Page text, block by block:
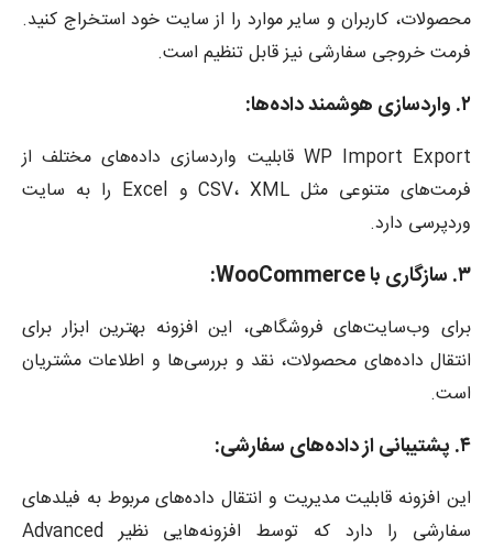
محصولات، کاربران و سایر موارد را از سایت خود استخراج کنید.
فرمت خروجی سفارشی نیز قابل تنظیم است.
۲. واردسازی هوشمند داده‌ها:
WP Import Export قابلیت واردسازی داده‌های مختلف از
فرمت‌های متنوعی مثل CSV، XML و Excel را به سایت
وردپرسی دارد.
۳. سازگاری با WooCommerce:
برای وب‌سایت‌های فروشگاهی، این افزونه بهترین ابزار برای
انتقال داده‌های محصولات، نقد و بررسی‌ها و اطلاعات مشتریان
است.
۴. پشتیبانی از داده‌های سفارشی:
این افزونه قابلیت مدیریت و انتقال داده‌های مربوط به فیلدهای
سفارشی را دارد که توسط افزونه‌هایی نظیر Advanced